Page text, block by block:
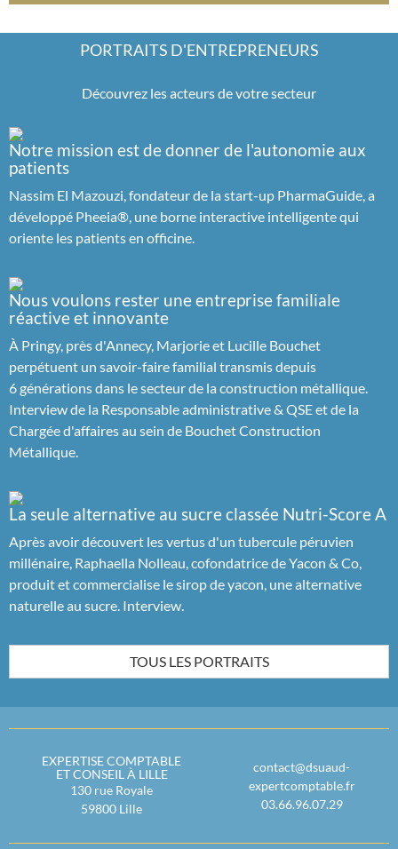
PORTRAITS D'ENTREPRENEURS
Découvrez les acteurs de votre secteur
Notre mission est de donner de l'autonomie aux
patients
Nassim El Mazouzi, fondateur de la start-up PharmaGuide, a
développé Pheeia®, une borne interactive intelligente qui
oriente les patients en officine.
Nous voulons rester une entreprise familiale
réactive et innovante
À Pringy, près d'Annecy, Marjorie et Lucille Bouchet
perpétuent un savoir-faire familial transmis depuis
6 générations dans le secteur de la construction métallique.
Interview de la Responsable administrative & QSE et de la
Chargée d'affaires au sein de Bouchet Construction
Métallique.
La seule alternative au sucre classée Nutri-Score A
Après avoir découvert les vertus d'un tubercule péruvien
millénaire, Raphaella Nolleau, cofondatrice de Yacon & Co,
produit et commercialise le sirop de yacon, une alternative
naturelle au sucre. Interview.
TOUS LES PORTRAITS
EXPERTISE COMPTABLE
ET CONSEIL À LILLE
130 rue Royale
59800 Lille
contact@dsuaud-
expertcomptable.fr
03.66.96.07.29